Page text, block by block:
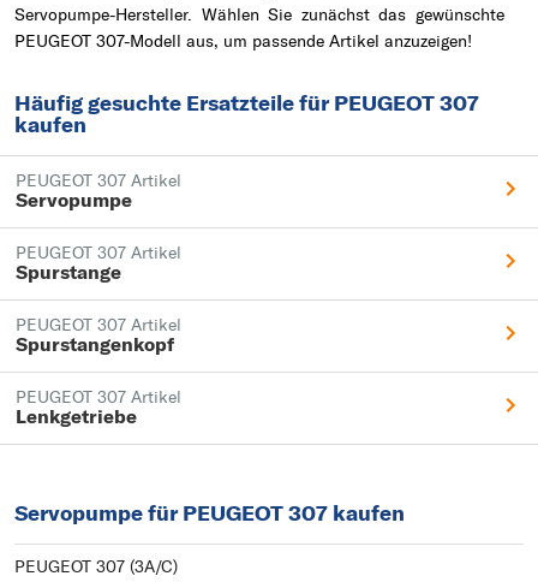
Servopumpe-Hersteller. Wählen Sie zunächst das gewünschte
PEUGEOT 307-Modell aus, um passende Artikel anzuzeigen!
Häufig gesuchte Ersatzteile für PEUGEOT 307
kaufen
PEUGEOT 307 Artikel
Servopumpe
PEUGEOT 307 Artikel
Spurstange
PEUGEOT 307 Artikel
Spurstangenkopf
PEUGEOT 307 Artikel
Lenkgetriebe
Servopumpe für PEUGEOT 307 kaufen
PEUGEOT 307 (3A/C)